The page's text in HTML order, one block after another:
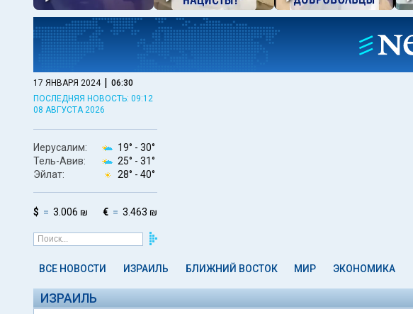
17 ЯНВАРЯ 2024 | 06:30
ПОСЛЕДНЯЯ НОВОСТЬ: 09:12
08 АВГУСТА 2026
Иерусалим: 19° - 30°
Тель-Авив:
25° - 31°
Эйлат:
28° - 40°
$ 3.006 ₪ € 3.463 ₪
ВСЕ НОВОСТИ ИЗРАИЛЬ БЛИЖНИЙ ВОСТОК МИР ЭКОНОМИКА
ИЗРАИЛЬ